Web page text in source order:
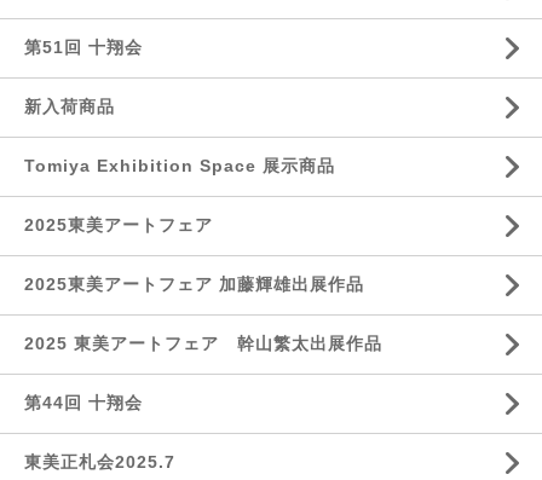
第51回 十翔会
新入荷商品
Tomiya Exhibition Space 展示商品
2025東美アートフェア
2025東美アートフェア 加藤輝雄出展作品
2025 東美アートフェア 幹山繁太出展作品
第44回 十翔会
東美正札会2025.7